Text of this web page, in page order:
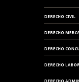
DERECHO CIVIL
DERECHO
DERECHO
DERECHO